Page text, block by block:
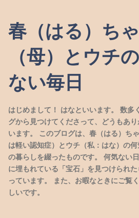
春（はる）ち
（母）とウチ
ない毎日
はじめまして！ はなといいます。 数多
グから見つけてくださって、どうもあ
います。 このブログは、春（はる）ち
は軽い認知症）とウチ（私：はな）の
の暮らしを綴ったものです。 何気ない
に埋もれている「宝石」を見つけられ
っています。 また、お暇なときにご覧
しいです。